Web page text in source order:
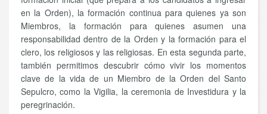
en la Orden), la formación continua para quienes ya son
Miembros, la formación para quienes asumen una
responsabilidad dentro de la Orden y la formación para el
clero, los religiosos y las religiosas. En esta segunda parte,
también permitimos descubrir cómo vivir los momentos
clave de la vida de un Miembro de la Orden del Santo
Sepulcro, como la Vigilia, la ceremonia de Investidura y la
peregrinación.